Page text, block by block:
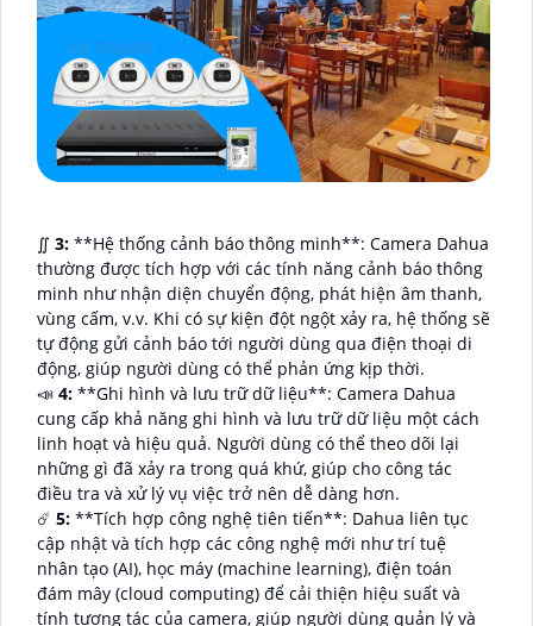
∬ 3: **Hệ thống cảnh báo thông minh**: Camera Dahua
thường được tích hợp với các tính năng cảnh báo thông
minh như nhận diện chuyển động, phát hiện âm thanh,
vùng cấm, v.v. Khi có sự kiện đột ngột xảy ra, hệ thống sẽ
tự động gửi cảnh báo tới người dùng qua điện thoại di
động, giúp người dùng có thể phản ứng kịp thời.
📣 4: **Ghi hình và lưu trữ dữ liệu**: Camera Dahua
cung cấp khả năng ghi hình và lưu trữ dữ liệu một cách
linh hoạt và hiệu quả. Người dùng có thể theo dõi lại
những gì đã xảy ra trong quá khứ, giúp cho công tác
điều tra và xử lý vụ việc trở nên dễ dàng hơn.
☄️ 5: **Tích hợp công nghệ tiên tiến**: Dahua liên tục
cập nhật và tích hợp các công nghệ mới như trí tuệ
nhân tạo (AI), học máy (machine learning), điện toán
đám mây (cloud computing) để cải thiện hiệu suất và
tính tương tác của camera, giúp người dùng quản lý và